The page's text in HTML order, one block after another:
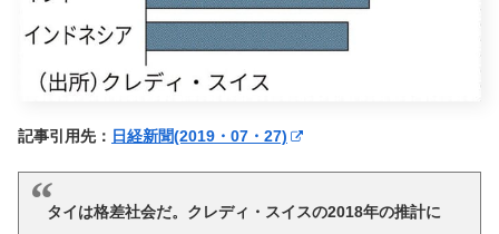
記事引用先： 日経新聞(2019・07・27)
タイは格差社会だ。クレディ・スイスの2018年の推計に